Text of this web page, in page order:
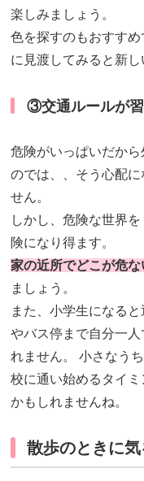
楽しみましょう。
色を探すのもおすす
に見渡してみると新し
③交通ルールが
危険がいっぱいだか
のでは、、そう心配
せん。
しかし、危険な世界
険になり得ます。
家の近所でどこが危
ましょう。
また、小学生になる
やバス停まで自分一
れません。 小さなう
校に通い始めるタイ
かもしれませんね。
散歩のときに